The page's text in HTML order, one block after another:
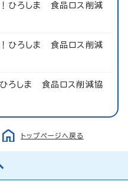
ひろしま 食品ロス削減
ひろしま 食品ロス削減
ひろしま 食品ロス削減協
トップページへ戻る